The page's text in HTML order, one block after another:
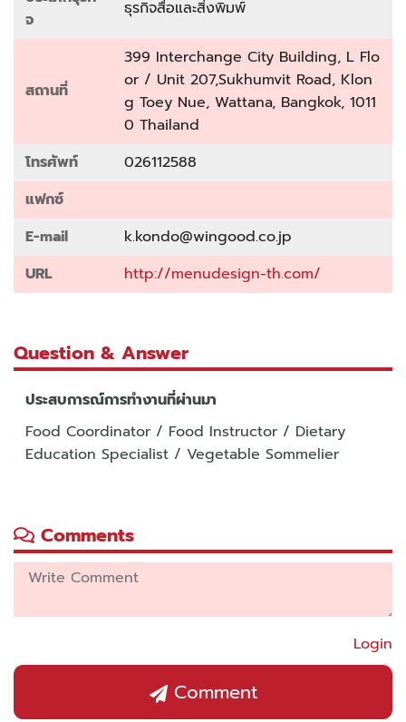
จ
ธุรกิจสื่อและสิ่งพิมพ์‎
สถานที่
399 Interchange City Building, L Flo
or / Unit 207,Sukhumvit Road, Klon
g Toey Nue, Wattana, Bangkok, 1011
0 Thailand
โทรศัพท์
026112588
แฟกซ์
E-mail
k.kondo@wingood.co.jp
URL
http://menudesign-th.com/
Question & Answer
ประสบการณ์การทำงานที่ผ่านมา
Food Coordinator / Food Instructor / Dietary
Education Specialist / Vegetable Sommelier
Comments
Login
Comment